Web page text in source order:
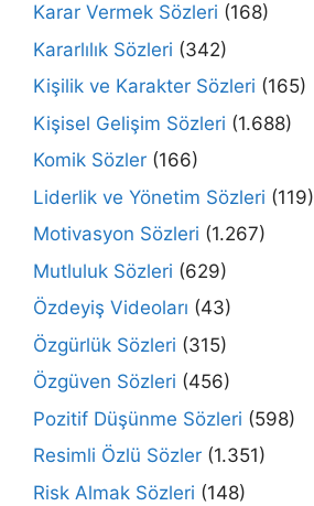
Karar Vermek Sözleri (168)
Kararlılık Sözleri (342)
Kişilik ve Karakter Sözleri (165)
Kişisel Gelişim Sözleri (1.688)
Komik Sözler (166)
Liderlik ve Yönetim Sözleri (119)
Motivasyon Sözleri (1.267)
Mutluluk Sözleri (629)
Özdeyiş Videoları (43)
Özgürlük Sözleri (315)
Özgüven Sözleri (456)
Pozitif Düşünme Sözleri (598)
Resimli Özlü Sözler (1.351)
Risk Almak Sözleri (148)